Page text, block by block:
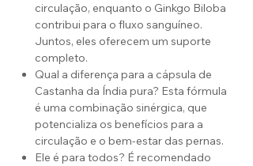
circulação, enquanto o Ginkgo Biloba
contribui para o fluxo sanguíneo.
Juntos, eles oferecem um suporte
completo.
Qual a diferença para a cápsula de
Castanha da Índia pura? Esta fórmula
é uma combinação sinérgica, que
potencializa os benefícios para a
circulação e o bem-estar das pernas.
Ele é para todos? É recomendado